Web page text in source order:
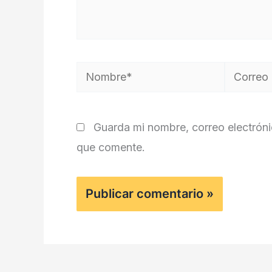
Nombre*
Correo
Guarda mi nombre, correo
que comente.